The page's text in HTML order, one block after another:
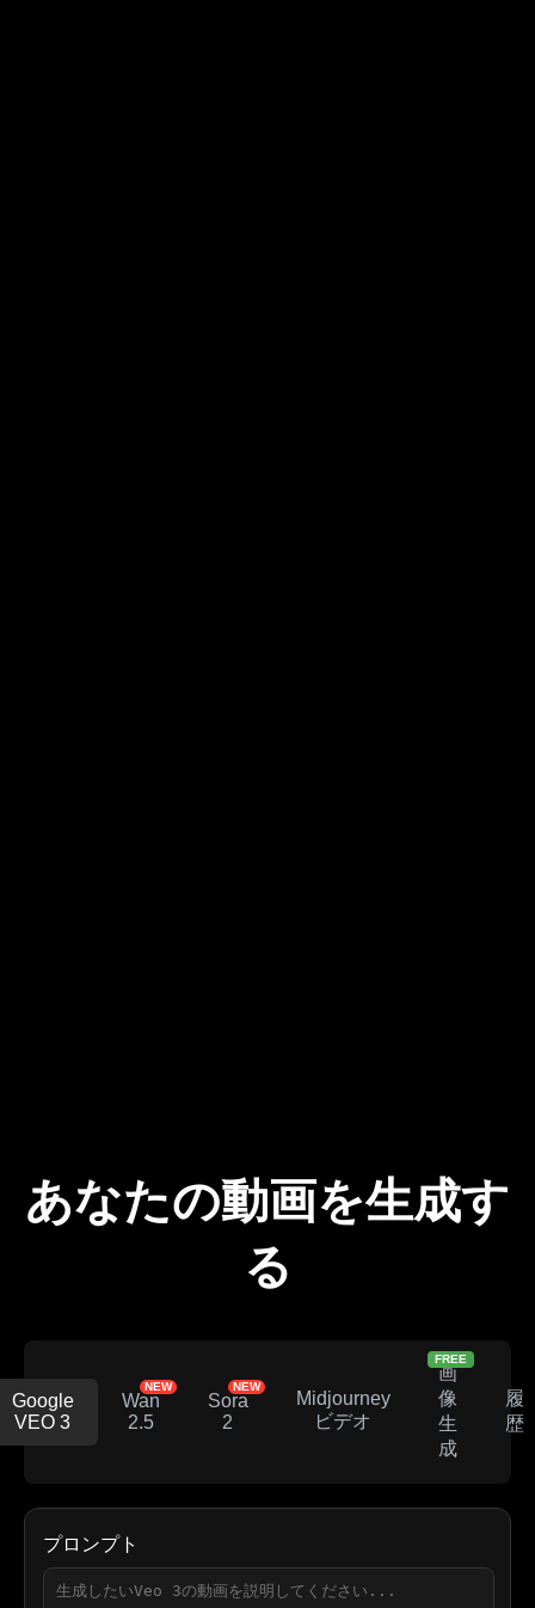
あなたの動画を生成す
る
Google
VEO 3
Wan
2.5
NEW
Sora
2
NEW
Midjourney
ビデオ
画
像
生
成
FREE
履
歴
プロンプト